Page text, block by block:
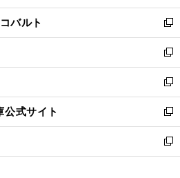
開
く
ウ
で
開
く
ン
ド
ウ
で
開
く
ウ
ィ
ン
ド
ウ
で
開
く
バルト
新
し
い
ウ
ィ
ン
ド
ウ
で
開
新
し
い
ウ
ィ
ン
ド
ウ
新
し
い
ウ
ィ
ン
式サイト
新
し
い
ウ
新
し